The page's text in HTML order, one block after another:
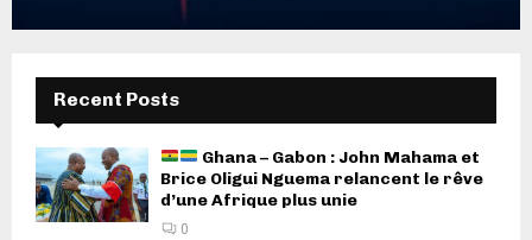
Recent Posts
Ghana – Gabon : John Mahama et
Brice Oligui Nguema relancent le rêve
d’une Afrique plus unie
0